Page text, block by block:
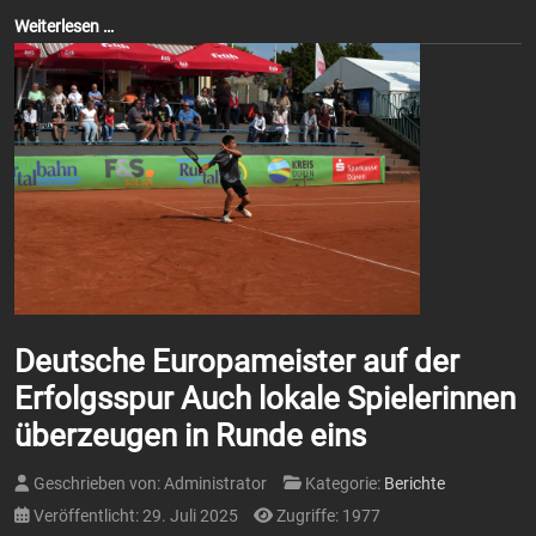
Weiterlesen …
Deutsche Europameister auf der
Erfolgsspur Auch lokale Spielerinnen
überzeugen in Runde eins
Geschrieben von:Administrator Kategorie: Berichte
Veröffentlicht: 29. Juli 2025
Zugriffe: 1977